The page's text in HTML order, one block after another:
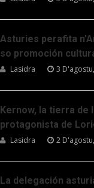
Asturies perafita
so promoción
Lasidra 3
Kernow, la tierra de
protagonista de
Lasidra 2
La delegación